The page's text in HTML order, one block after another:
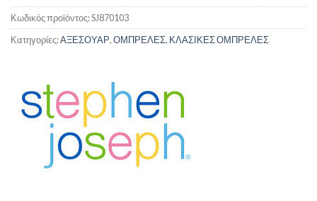
Κωδικός προϊόντος:SJ870103
Κατηγορίες:ΑΞΕΣΟΥΑΡ,ΟΜΠΡΕΛΕΣ, ΚΛΑΣΙΚΕΣ ΟΜΠΡΕΛΕΣ